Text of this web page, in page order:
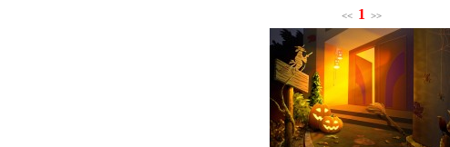
<< 1 >>